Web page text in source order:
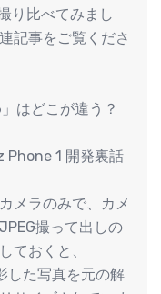
り比べてみまし
記事をご覧くださ
はどこが違う？
Phone 1 開発裏話
メラのみで、カメ
撮って出しの
ておくと、
した写真を元の解